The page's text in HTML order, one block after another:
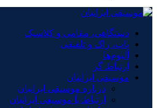
دستگاهی، مقامی و کلاسیک
پاپ، راک و تلفیقی
آلبوم‌ها
ارتباط گر
موسیقی ایرانیان
درباره موسیقی ایرانیان
ارتباط با موسیقی ایرانیان